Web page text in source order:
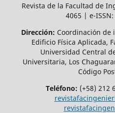
Revista de la Facultad de
4065 | e-ISSN:
Dirección: Coordinación de
Edificio Física Aplicada,
Universidad Central
Universitaria, Los
Código
Teléfono: (+58) 212